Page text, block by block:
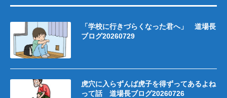
「学校に行きづらくなった君へ」 道場長
ブログ20260729
虎穴に入らずんば虎子を得ずってあるよね
って話 道場長ブログ20260726